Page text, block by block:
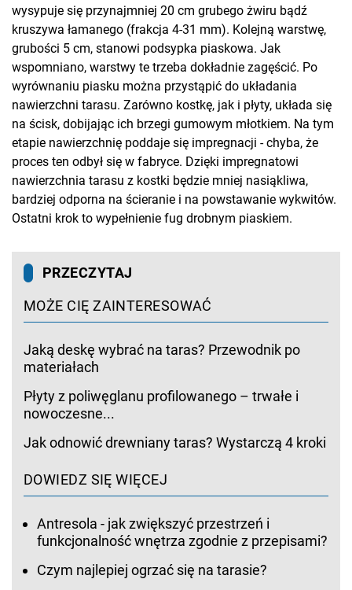
wysypuje się przynajmniej 20 cm grubego żwiru bądź
kruszywa łamanego (frakcja 4-31 mm). Kolejną warstwę,
grubości 5 cm, stanowi podsypka piaskowa. Jak
wspomniano, warstwy te trzeba dokładnie zagęścić. Po
wyrównaniu piasku można przystąpić do układania
nawierzchni tarasu. Zarówno kostkę, jak i płyty, układa się
na ścisk, dobijając ich brzegi gumowym młotkiem. Na tym
etapie nawierzchnię poddaje się impregnacji - chyba, że
proces ten odbył się w fabryce. Dzięki impregnatowi
nawierzchnia tarasu z kostki będzie mniej nasiąkliwa,
bardziej odporna na ścieranie i na powstawanie wykwitów.
Ostatni krok to wypełnienie fug drobnym piaskiem.
PRZECZYTAJ
MOŻE CIĘ ZAINTERESOWAĆ
Jaką deskę wybrać na taras? Przewodnik po
materiałach
Płyty z poliwęglanu profilowanego – trwałe i
nowoczesne...
Jak odnowić drewniany taras? Wystarczą 4 kroki
DOWIEDZ SIĘ WIĘCEJ
Antresola - jak zwiększyć przestrzeń i
funkcjonalność wnętrza zgodnie z przepisami?
Czym najlepiej ogrzać się na tarasie?